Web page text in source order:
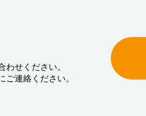
わせください。
ご連絡ください。